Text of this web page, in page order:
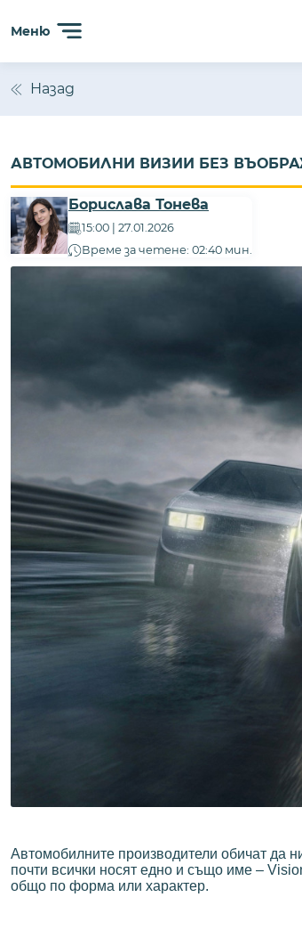
Меню
Назад
АВТОМОБИЛНИ ВИЗИИ БЕЗ
Борислава Тонева
15:00 | 27.01.2026
Време за четене: 02:40 мин.
Автомобилните производители обичат да
почти всички носят едно и също име –
общо по форма или характер.